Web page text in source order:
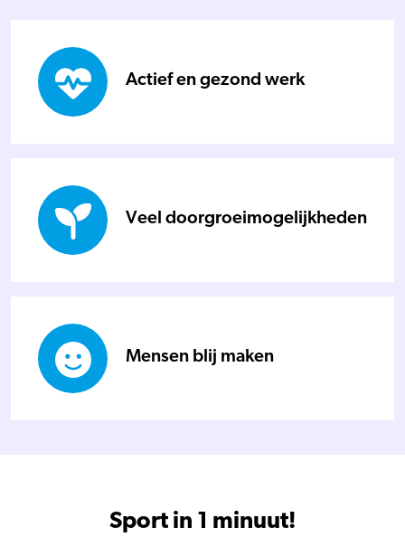
Actief en gezond werk
Veel doorgroeimogelijkheden
Mensen blij maken
Sport in 1 minuut!